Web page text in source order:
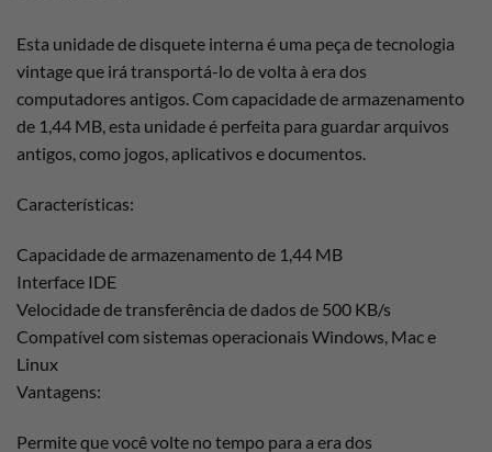
Esta unidade de disquete interna é uma peça de tecnologia
vintage que irá transportá-lo de volta à era dos
computadores antigos. Com capacidade de armazenamento
de 1,44 MB, esta unidade é perfeita para guardar arquivos
antigos, como jogos, aplicativos e documentos.
Características:
Capacidade de armazenamento de 1,44 MB
Interface IDE
Velocidade de transferência de dados de 500 KB/s
Compatível com sistemas operacionais Windows, Mac e
Linux
Vantagens:
Permite que você volte no tempo para a era dos